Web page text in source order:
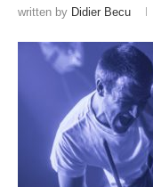
written by Didier Becu